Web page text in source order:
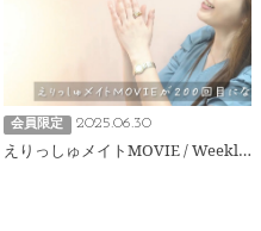
会員限定 2025.06.30
えりっしゅメイトMOVIE / Weekly200